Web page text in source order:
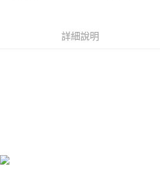
客戶支援中心」https://
詳細說明